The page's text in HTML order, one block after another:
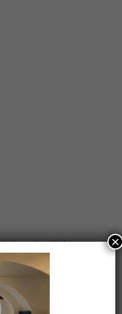
site-ul web în acest
o să comentez.
×